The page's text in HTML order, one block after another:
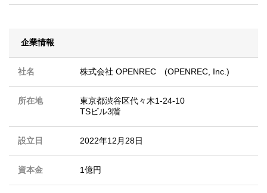
企業情報
社名 株式会社 OPENREC (OPENREC, Inc.)
所在地
東京都渋谷区代々木1-24-10
TSビル3階
設立日 2022年12月28日
資本金 1億円